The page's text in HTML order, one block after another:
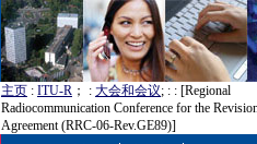
主页 : ITU-R ； : 大会和会议; : : [Regional
Radiocommunication Conference for the
Agreement (RRC-06-Rev.GE89)]